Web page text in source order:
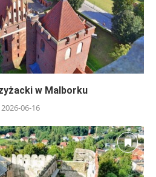
w Malborku
2026-06-16